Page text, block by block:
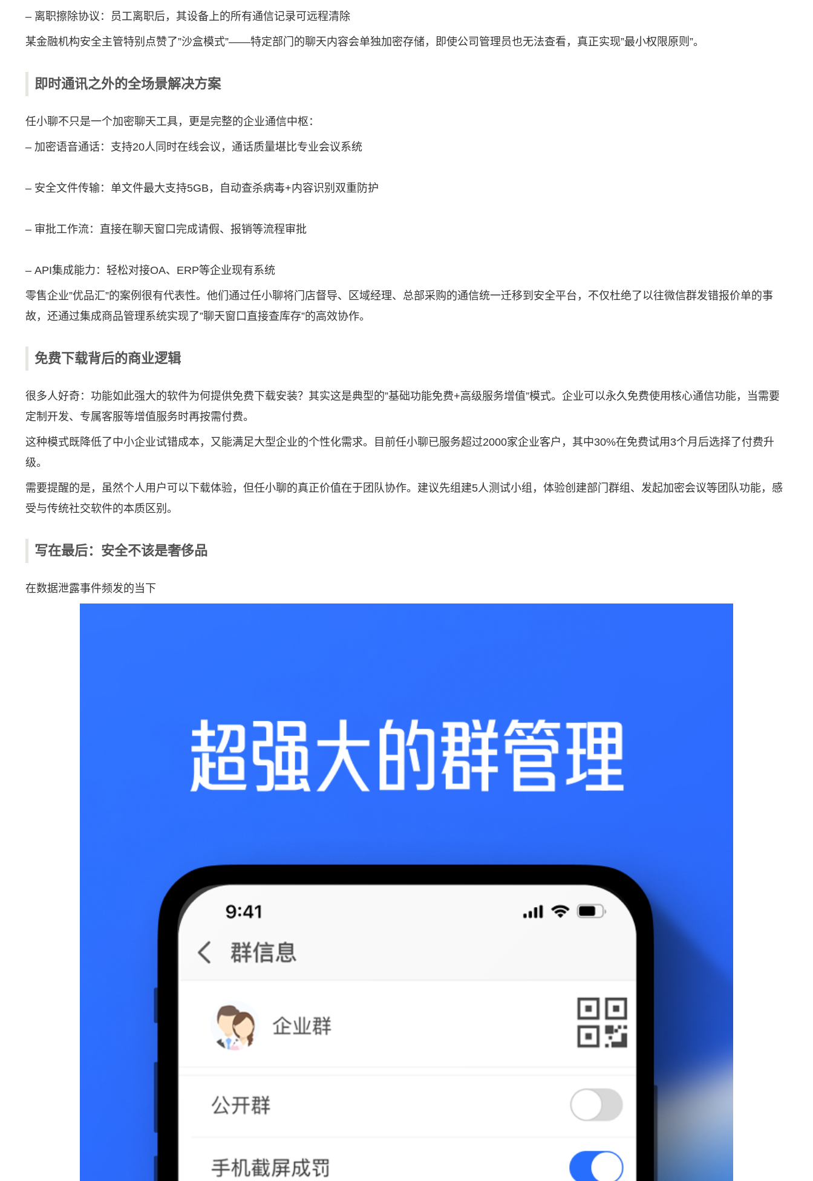
– 离职擦除协议：员工离职后，其设备上的所有通信记录可远程清除
某金融机构安全主管特别点赞了”沙盒模式”——特定部门的聊天内容会单独加密存储，即使公司管理员也无法查看，真正实现”最小权限原则”。
即时通讯之外的全场景解决方案
任小聊不只是一个加密聊天工具，更是完整的企业通信中枢：
– 加密语音通话：支持20人同时在线会议，通话质量堪比专业会议系统
– 安全文件传输：单文件最大支持5GB，自动查杀病毒+内容识别双重防护
– 审批工作流：直接在聊天窗口完成请假、报销等流程审批
– API集成能力：轻松对接OA、ERP等企业现有系统
零售企业”优品汇”的案例很有代表性。他们通过任小聊将门店督导、区域经理、总部采购的通信统一迁移到安全平台，不仅杜绝了以往微信群发错报价单的事
故，还通过集成商品管理系统实现了”聊天窗口直接查库存”的高效协作。
免费下载背后的商业逻辑
很多人好奇：功能如此强大的软件为何提供免费下载安装？其实这是典型的”基础功能免费+高级服务增值”模式。企业可以永久免费使用核心通信功能，当需要
定制开发、专属客服等增值服务时再按需付费。
这种模式既降低了中小企业试错成本，又能满足大型企业的个性化需求。目前任小聊已服务超过2000家企业客户，其中30%在免费试用3个月后选择了付费升
级。
需要提醒的是，虽然个人用户可以下载体验，但任小聊的真正价值在于团队协作。建议先组建5人测试小组，体验创建部门群组、发起加密会议等团队功能，感
受与传统社交软件的本质区别。
写在最后：安全不该是奢侈品
在数据泄露事件频发的当下